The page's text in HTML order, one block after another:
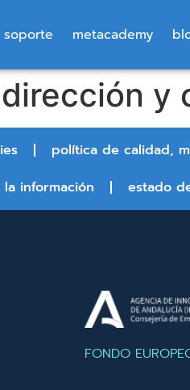
soporte metacademy
y
política de calidad,
información
estado
FONDO